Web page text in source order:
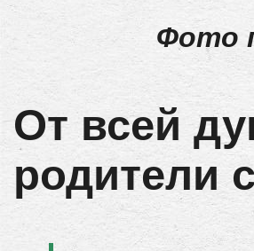
Фото
От всей
родители